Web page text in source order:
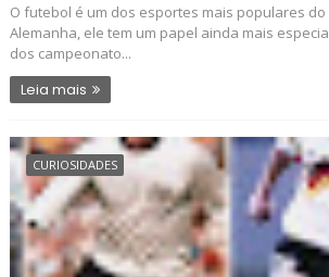
O futebol é um dos esportes mais populares do
Alemanha, ele tem um papel ainda mais
dos campeonato...
Leia mais
CURIOSIDADES